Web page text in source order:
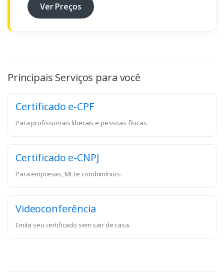
Ver Preços
Principais Serviços para você
Certificado e-CPF
Para profissionais liberais e pessoas físicas.
Certificado e-CNPJ
Para empresas, MEI e condomínios.
Videoconferência
Emita seu certificado sem sair de casa.